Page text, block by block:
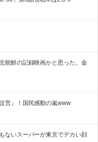
朝鮮の記録映画かと思った。金
営』！国民感動の嵐www
ないスーパーが東京でデカい顔